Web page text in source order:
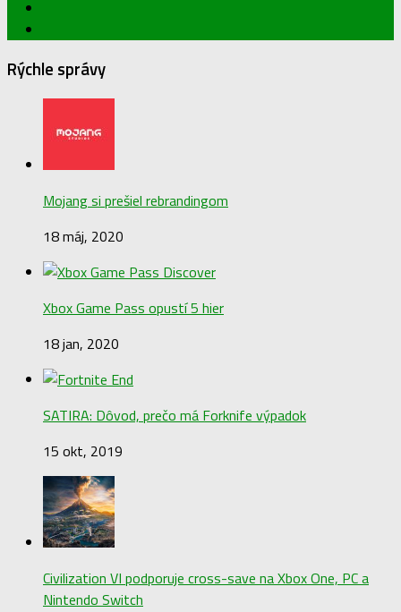
Rýchle správy
Mojang si prešiel rebrandingom
18 máj, 2020
Xbox Game Pass opustí 5 hier
18 jan, 2020
SATIRA: Dôvod, prečo má Forknife výpadok
15 okt, 2019
Civilization VI podporuje cross-save na Xbox One, PC a
Nintendo Switch